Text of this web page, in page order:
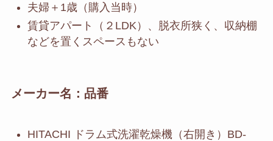
夫婦＋1歳（購入当時）
賃貸アパート（２LDK）、脱衣所狭く、収納棚
などを置くスペースもない
メーカー名：品番
HITACHI ドラム式洗濯乾燥機（右開き）BD-